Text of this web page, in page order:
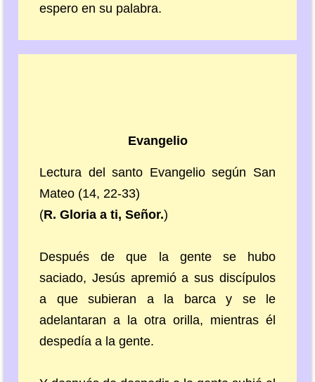
espero en su palabra.
Evangelio
Lectura del santo Evangelio según San
Mateo (14, 22-33)
(R. Gloria a ti, Señor.)
Después de que la gente se hubo
saciado, Jesús apremió a sus discípulos
a que subieran a la barca y se le
adelantaran a la otra orilla, mientras él
despedía a la gente.